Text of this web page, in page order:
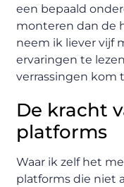
een bepaald
monteren dan de
neem ik liever vijf
ervaringen te
verrassingen kom
De kracht
platforms
Waar ik zelf het
platforms die niet